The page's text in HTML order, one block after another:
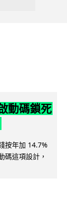
動碼鎖死
按年加 14.7%
碼這項設計，